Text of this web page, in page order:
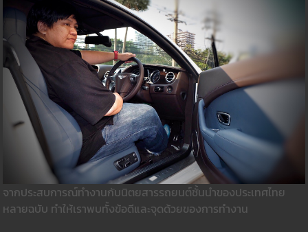
จากประสบการณ์ทำงานกับนิตยสารรถยนต์ชั้นนำของประเทศไทย
หลายฉบับ ทำให้เราพบทั้งข้อดีและจุดด้วยของการทำงาน